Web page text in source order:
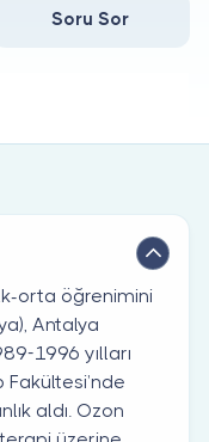
Soru Sor
orta öğrenimini
Antalya
1996 yılları
Fakültesi’nde
aldı. Ozon